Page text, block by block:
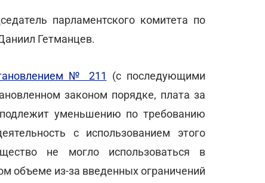
парламентского комитета по
Гетманцев.
№ 211
(с последующими
законом порядке, плата за
уменьшению по требованию
с использованием этого
не могло использоваться в
объеме из-за введенных ограничений